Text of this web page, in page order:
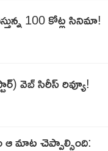
100 కోట్ల సినిమా!
వెబ్ సిరీస్ రివ్యూ!
ఆ మాట చెప్పాల్సింది: